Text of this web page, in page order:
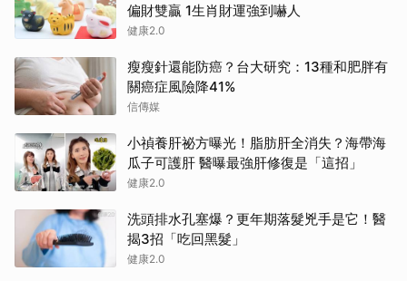
偏財雙贏 1生肖財運強到嚇人
健康2.0
瘦瘦針還能防癌？台大研究：13種和肥胖有
關癌症風險降41%
信傳媒
小禎養肝祕方曝光！脂肪肝全消失？海帶海
瓜子可護肝 醫曝最強肝修復是「這招」
健康2.0
洗頭排水孔塞爆？更年期落髮兇手是它！醫
揭3招「吃回黑髮」
健康2.0